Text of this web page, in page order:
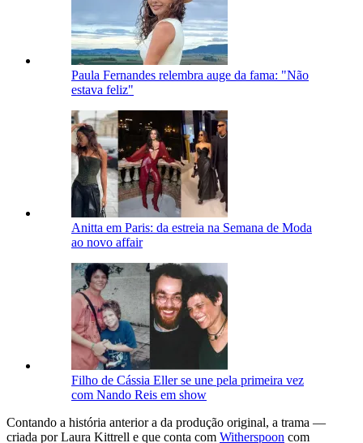
Paula Fernandes relembra auge da fama: "Não
estava feliz"
Anitta em Paris: da estreia na Semana de Moda
ao novo affair
Filho de Cássia Eller se une pela primeira vez
com Nando Reis em show
Contando a história anterior a da produção original, a trama —
criada por Laura Kittrell e que conta com Witherspoon com